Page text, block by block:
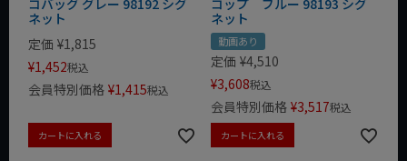
コバッグ グレー 98192 シグ
ネット
定価 ¥1,815
¥1,452税込
会員特別価格 ¥1,415税込
カートに入れる
コップ ブルー 98193 シグ
ネット
動画あり
定価 ¥4,510
¥3,608税込
会員特別価格 ¥3,517税込
カートに入れる